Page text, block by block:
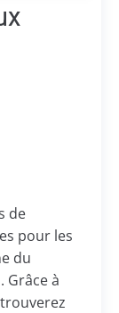
de
pour les
du
Grâce à